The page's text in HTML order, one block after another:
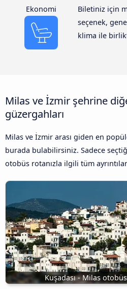
Ekonomi
Biletiniz için
seçenek,
klima ile
Milas ve İzmir şehrine
güzergahları
Milas ve İzmir arası giden en
burada bulabilirsiniz. Sadece
otobüs rotanızla ilgili tüm
Kuşadası - Milas otobüs